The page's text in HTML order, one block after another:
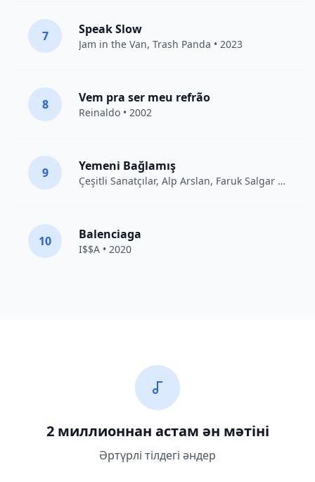
7 Speak Slow
Jam in the Van, Trash Panda • 2023
8 Vem pra ser meu refrão
Reinaldo • 2002
9 Yemeni Bağlamış
Çeşitli Sanatçılar, Alp Arslan, Faruk Salgar • 2012
10 Balenciaga
I$$A • 2020
2 миллионнан астам ән мәтіні
Әртүрлі тілдегі әндер